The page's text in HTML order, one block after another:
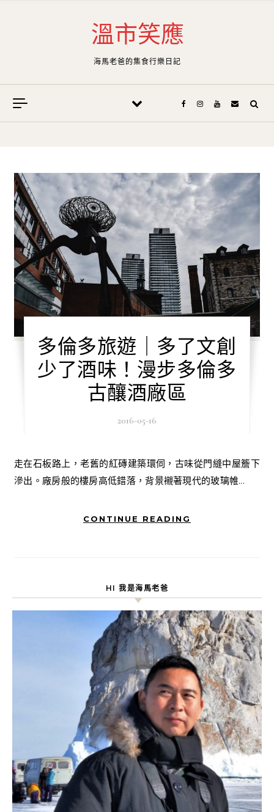
溫市笑應
海馬老爸的集食行樂日記
多倫多旅遊｜多了文創
少了酒味！漫步多倫多
古釀酒廠區
2016-05-16
走在石板路上，老舊的紅磚建築環伺，古味從門縫中屋簷下
滲出。廠房般的樓房高低錯落，背景襯著現代的玻璃帷...
CONTINUE READING
HI 我是海馬老爸